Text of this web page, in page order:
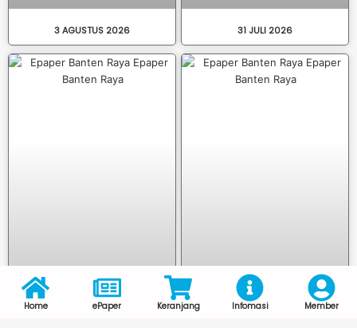
3 AGUSTUS 2026 31 JULI 2026
Home ePaper Keranjang Infomasi Member